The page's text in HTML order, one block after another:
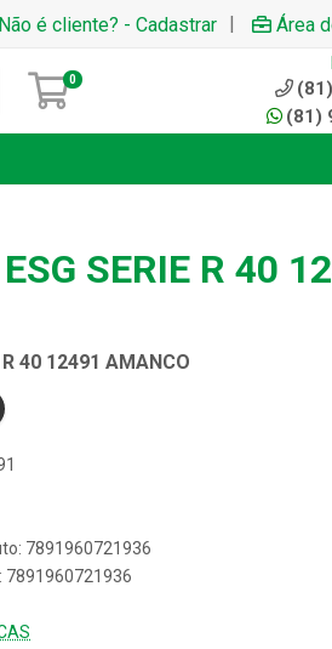
Não é cliente? - Cadastrar | Área
0
(81)
SERIE R 40
R 40 12491 AMANCO
7891960721936
7891960721936